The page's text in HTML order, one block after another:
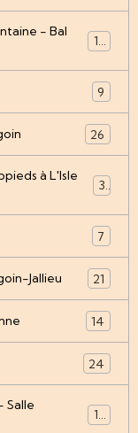
- Bal
12
9
26
à L'Isle
3
7
Jallieu 21
14
24
Salle
12